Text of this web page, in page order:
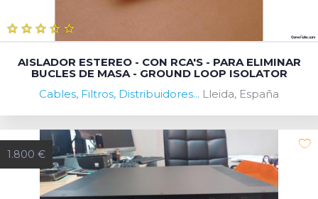
AISLADOR ESTEREO - CON RCA'S - PARA ELIMINAR
BUCLES DE MASA - GROUND LOOP ISOLATOR
Cables, Filtros, Distribuidores... Lleida, España
1.800 €